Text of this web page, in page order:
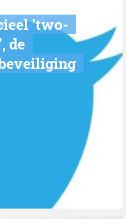
’two-
de